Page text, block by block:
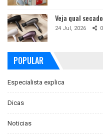
Veja qual
24 Jul, 2026 0
POPULAR
Especialista explica
Dicas
Noticias